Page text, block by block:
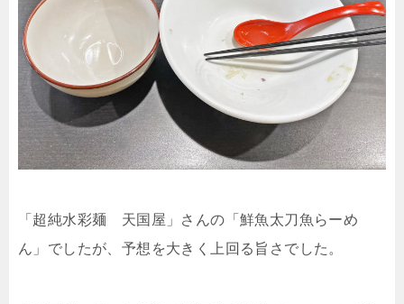
「超純水彩麺 天国屋」さんの「鮮魚太刀魚らーめ
ん」でしたが、予想を大きく上回る旨さでした。